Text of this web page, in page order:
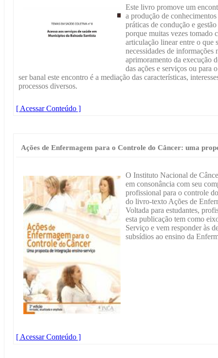
Este livro promove um
a produção de
práticas de condução e
porque muitas vezes tomado
articulação linear entre o que
necessidades de informações
aprimoramento da execução
das ações e serviços ou para
ser banal este encontro é a mediação das características,
processos diversos.
[ Acessar Conteúdo ]
Ações de Enfermagem para o Controle do Câncer: uma
O Instituto Nacional de
em consonância com seu
profissional para o controle
do livro-texto Ações de
Voltada para estudantes,
esta publicação tem como
Serviço e vem responder às
subsídios ao ensino da
[ Acessar Conteúdo ]